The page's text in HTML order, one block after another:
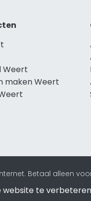
Weert
maken Weert
Betaal alleen
website te